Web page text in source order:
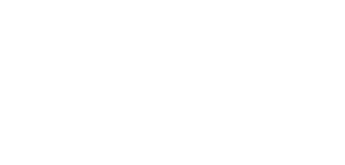
certo. Seja bem-vindo a
atender a demanda de
desenvolvidos.